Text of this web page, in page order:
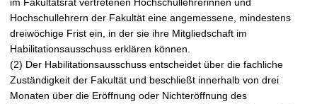
Hochschullehrern der Fakultät eine angemessene, mindestens
dreiwöchige Frist ein, in der sie ihre Mitgliedschaft im
Habilitationsausschuss erklären können.
(2) Der Habilitationsausschuss entscheidet über die fachliche
Zuständigkeit der Fakultät und beschließt innerhalb von drei
Monaten über die Eröffnung oder Nichteröffnung des